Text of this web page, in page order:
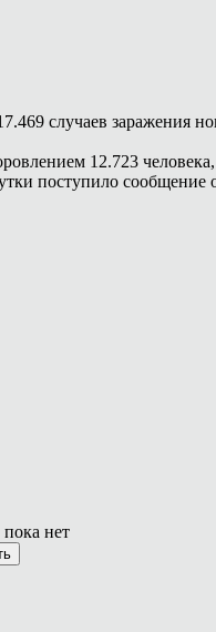
случаев заражения
12.723
поступило сообщение
нет